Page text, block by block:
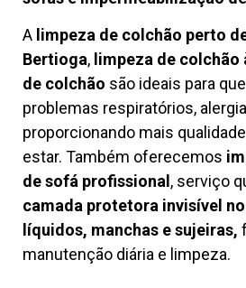
A limpeza de colchão perto
Bertioga, limpeza de colchão
de colchão são ideais para
problemas respiratórios,
proporcionando mais
estar. Também oferecemos
de sofá profissional , serviço
camada protetora invisível
líquidos, manchas e sujeiras,
manutenção diária e limpeza.